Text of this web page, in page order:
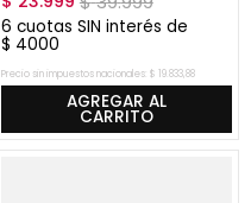
6 cuotas SIN interés de
$ 4000
Precio sin impuestos nacionales: $ 19.833,88
AGREGAR AL
CARRITO